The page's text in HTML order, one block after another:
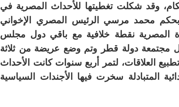
وقد شكلت تغطيتها للأحداث المصرية في
بحكم محمد مرسي الرئيس المصري الإخواني
المصرية نقطة خلافية مع باقي دول مجلس
مجتمعة دولة قطر وتم وضع عريضة من ثلاثة
العلاقات، لتمر أربع سنوات كانت الأحداث
المتبادلة سخرت فيها الأجندات السياسية